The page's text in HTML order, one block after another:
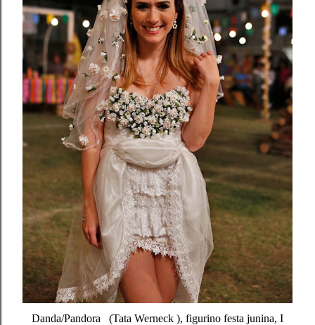
Danda/Pandora (Tata Werneck ), figurino festa junina, I